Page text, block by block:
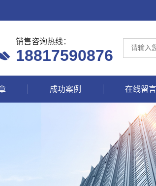
销售咨询热线：
18817590876
成功案例 在线留言